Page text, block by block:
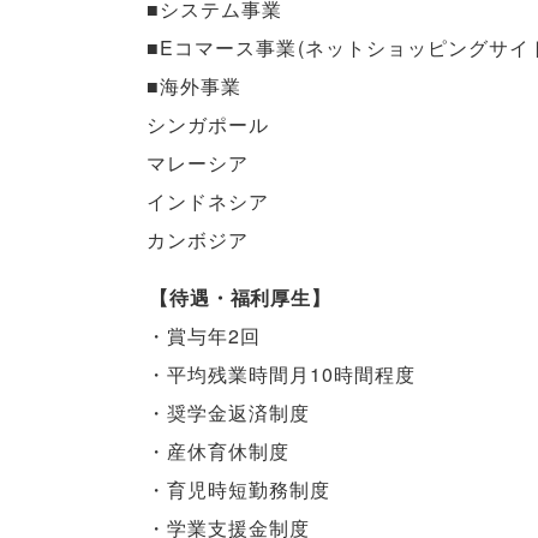
■システム事業
■Eコマース事業(ネットショッピングサイ
■海外事業
シンガポール
マレーシア
インドネシア
カンボジア
【待遇・福利厚生】
・賞与年2回
・平均残業時間月10時間程度
・奨学金返済制度
・産休育休制度
・育児時短勤務制度
・学業支援金制度